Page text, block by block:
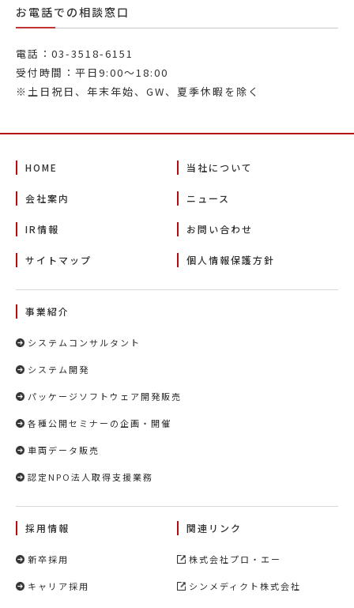
お電話での相談窓口
電話：03-3518-6151
受付時間：平日9:00～18:00
※土日祝日、年末年始、GW、夏季休暇を除く
HOME 当社について
会社案内 ニュース
IR情報 お問い合わせ
サイトマップ 個人情報保護方針
事業紹介
システムコンサルタント
システム開発
パッケージソフトウェア開発販売
各種公開セミナーの企画・開催
車両データ販売
認定NPO法人取得支援業務
採用情報
新卒採用
キャリア採用
関連リンク
株式会社プロ・エー
シンメディクト株式会社